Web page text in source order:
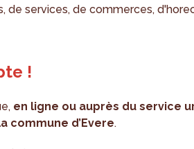
de services, de commerces,
!
en ligne ou auprès du service
commune d’Evere.